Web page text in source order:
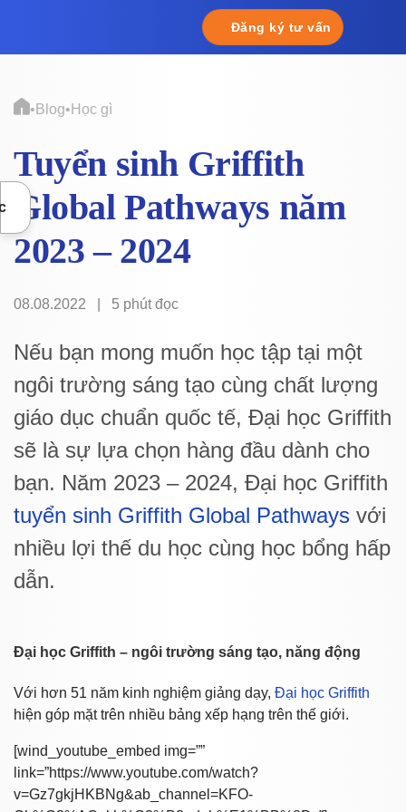
Đăng ký tư vấn
• Blog• Học gì
Tuyển sinh Griffith
Global Pathways năm
2023 – 2024
08.08.2022 5 phút đọc
Nếu bạn mong muốn học tập tại một
ngôi trường sáng tạo cùng chất lượng
giáo dục chuẩn quốc tế, Đại học Griffith
sẽ là sự lựa chọn hàng đầu dành cho
bạn. Năm 2023 – 2024, Đại học Griffith
tuyển sinh Griffith Global Pathways với
nhiều lợi thế du học cùng học bổng hấp
dẫn.
Đại học Griffith – ngôi trường sáng tạo, năng động
Với hơn 51 năm kinh nghiệm giảng dạy, Đại học Griffith
hiện góp mặt trên nhiều bảng xếp hạng trên thế giới.
[wind_youtube_embed img=””
link=”https://www.youtube.com/watch?
v=Gz7gkjHKBNg&ab_channel=KFO-